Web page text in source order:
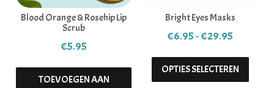
Blood Orange & Rosehip Lip
Scrub
€5.95
TOEVOEGEN AAN
Bright Eyes Masks
€6.95-€29.95
OPTIES SELECTEREN
Dit